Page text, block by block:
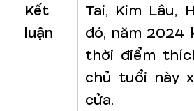
Kết
luận
Tai, Kim Lâu,
đó, năm 2024
thời điểm
chủ tuổi này
cửa.